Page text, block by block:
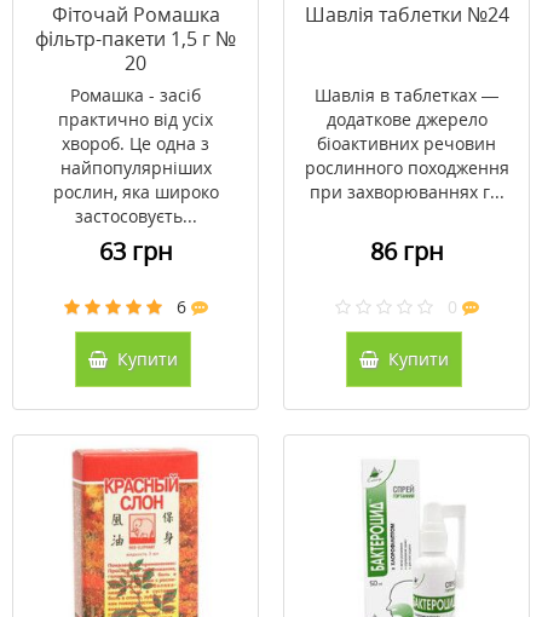
Фіточай Ромашка
фільтр-пакети 1,5 г №
20
Ромашка - засіб
практично від усіх
хвороб. Це одна з
найпопулярніших
рослин, яка широко
застосовуєть...
63 грн
6
Купити
Шавлія таблетки №24
Шавлія в таблетках —
додаткове джерело
біоактивних речовин
рослинного походження
при захворюваннях г...
86 грн
0
Купити